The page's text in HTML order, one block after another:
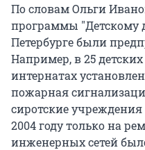
По словам Ольги
программы "Детскому
Петербурге были
Например, в 25
интернатах
пожарная
сиротские
2004 году только на
инженерных сетей